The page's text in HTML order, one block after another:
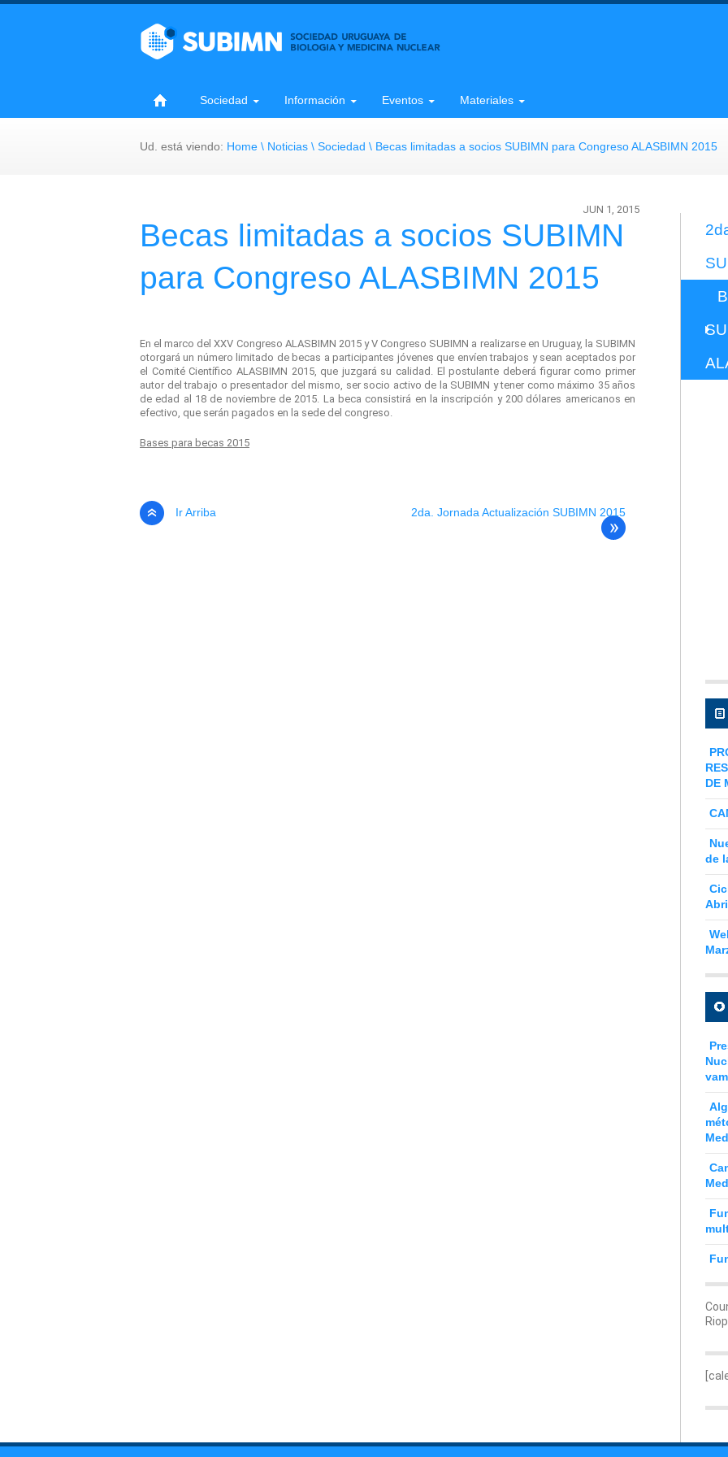
Ir Al Contenido
Sociedad Información Eventos Materiales
Ud. está viendo: Home Noticias Sociedad Becas limitadas a socios SUBIMN para Congreso ALASBIMN 2015
JUN 1, 2015
Becas limitadas a socios SUBIMN
para Congreso ALASBIMN 2015
En el marco del XXV Congreso ALASBIMN 2015 y V Congreso SUBIMN a realizarse en Uruguay, la SUBIMN
otorgará un número limitado de becas a participantes jóvenes que envíen trabajos ysean aceptados por
el Comité Científico ALASBIMN 2015, que juzgará su calidad. El postulante deberá figurar como primer
autor del trabajo o presentador del mismo, ser socio activo de la SUBIMN ytener como máximo 35 años
de edad al 18 de noviembre de 2015. La beca consistirá en la inscripción y200 dólares americanos en
efectivo, que serán pagados en la sede del congreso.
Bases para becas 2015
Ir Arriba 2da. Jornada Actualización SUBIMN 2015
DE
de